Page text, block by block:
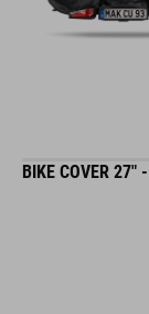
BIKE COVER 27"